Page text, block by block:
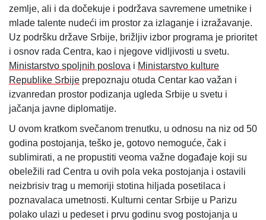
zemlje, ali i da dočekuje i podržava savremene umetnike i
mlade talente nudeći im prostor za izlaganje i izražavanje.
Uz podršku države Srbije, brižljiv izbor programa je prioritet
i osnov rada Centra, kao i njegove vidljivosti u svetu.
Ministarstvo spoljnih poslova i Ministarstvo kulture
Republike Srbije prepoznaju otuda Centar kao važan i
izvanredan prostor podizanja ugleda Srbije u svetu i
jačanja javne diplomatije.
U ovom kratkom svečanom trenutku, u odnosu na niz od 50
godina postojanja, teško je, gotovo nemoguće, čak i
sublimirati, a ne propustiti veoma važne događaje koji su
obeležili rad Centra u ovih pola veka postojanja i ostavili
neizbrisiv trag u memoriji stotina hiljada posetilaca i
poznavalaca umetnosti. Kulturni centar Srbije u Parizu
polako ulazi u pedeset i prvu godinu svog postojanja u